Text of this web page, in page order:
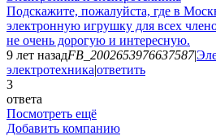
Подскажите, пожалуйста, где в
электронную игрушку для всех
не очень дорогую и интересную.
9 лет назадFB_2002653976637587|
электротехника|ответить
3
ответа
Посмотреть ещё
Добавить компанию